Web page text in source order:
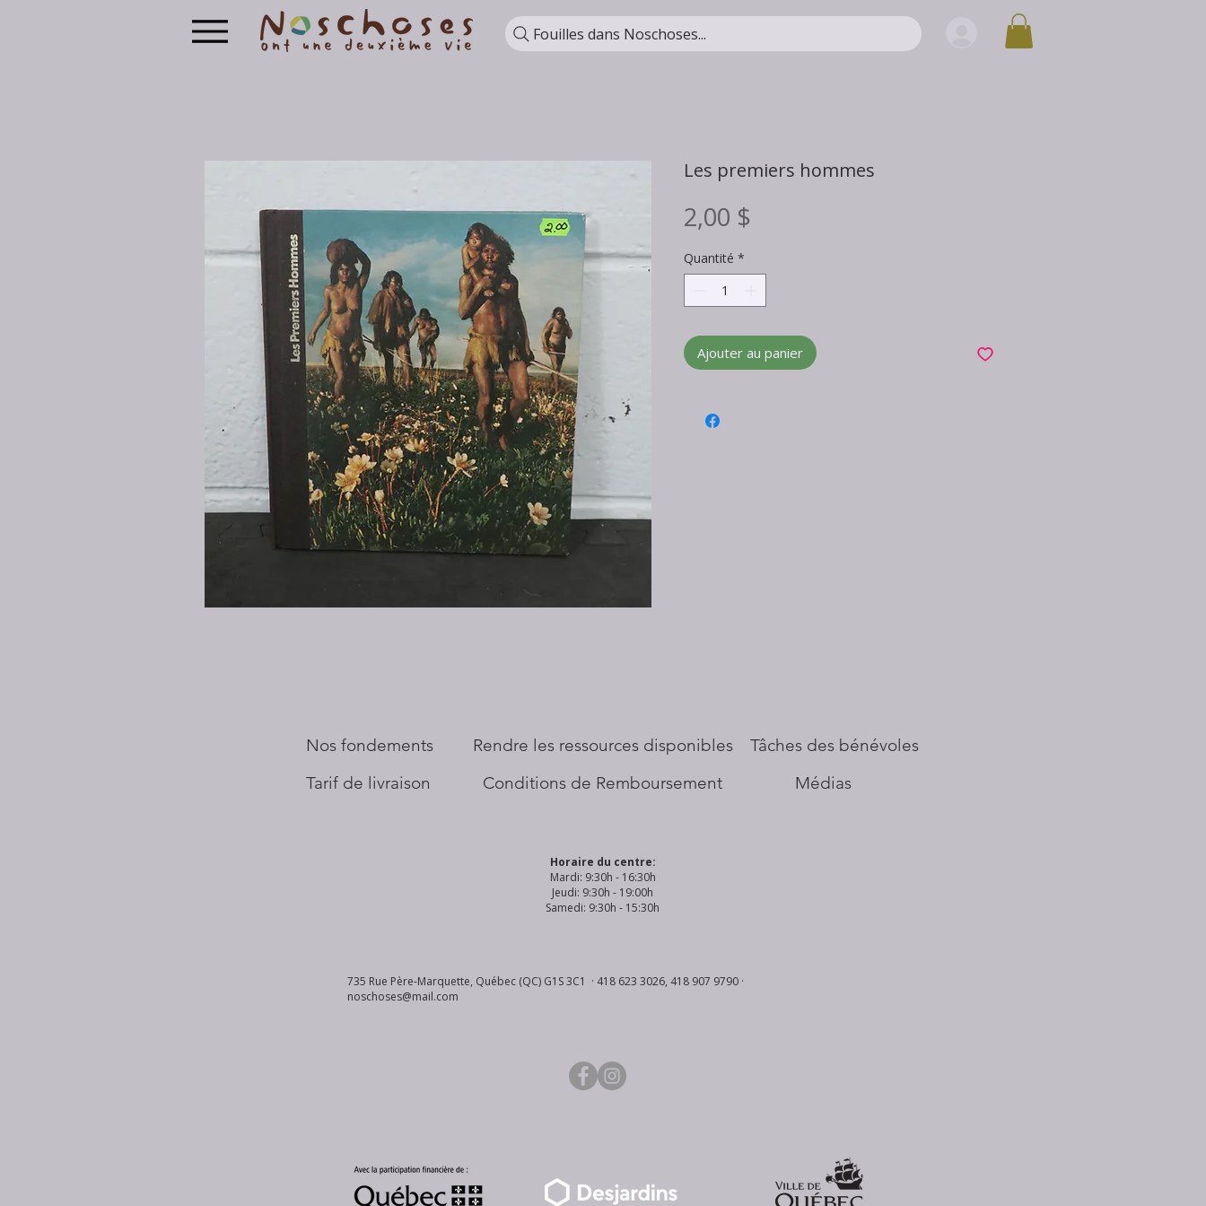
Fouilles dans Noschoses...
Les premiers hommes
2,00 $
Quantité *
Ajouter au panier
Nos fondements
Tarif de livraison
​Rendre les ressources disponibles
Conditions de Remboursement
Tâches des bénévoles
Médias
Horaire du centre:
Mardi: 9:30h - 16:30h
Jeudi: 9:30h - 19:00h
Samedi: 9:30h - 15:30h
735 Rue Père-Marquette, Québec (QC) G1S 3C1 · 418 623 3026, 418 907 9790 ·
noschoses@mail.com